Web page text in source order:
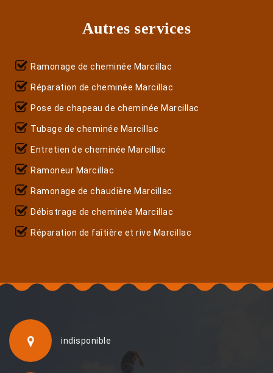
Autres services
Ramonage de cheminée Marcillac
Réparation de cheminée Marcillac
Pose de chapeau de cheminée Marcillac
Tubage de cheminée Marcillac
Entretien de cheminée Marcillac
Ramoneur Marcillac
Ramonage de chaudière Marcillac
Débistrage de cheminée Marcillac
Réparation de faîtière et rive Marcillac
indisponible